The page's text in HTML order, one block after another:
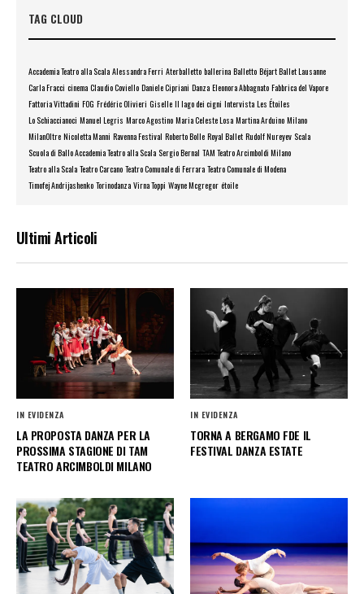
TAG CLOUD
Accademia Teatro alla Scala Alessandra Ferri Aterballetto ballerina Balletto Béjart Ballet Lausanne
Carla Fracci cinema Claudio Coviello Daniele Cipriani Danza Eleonora Abbagnato Fabbrica del Vapore
Fattoria Vittadini FOG Frédéric Olivieri Giselle Il lago dei cigni Intervista Les Étoiles
Lo Schiaccianoci Manuel Legris Marco Agostino Maria Celeste Losa Martina Arduino Milano
MilanOltre Nicoletta Manni Ravenna Festival Roberto Bolle Royal Ballet Rudolf Nureyev Scala
Scuola di Ballo Accademia Teatro alla Scala Sergio Bernal TAM Teatro Arcimboldi Milano
Teatro alla Scala Teatro Carcano Teatro Comunale di Ferrara Teatro Comunale di Modena
Timofej Andrijashenko Torinodanza Virna Toppi Wayne Mcgregor étoile
Ultimi Articoli
IN EVIDENZA
LA PROPOSTA DANZA PER LA
PROSSIMA STAGIONE DI TAM
TEATRO ARCIMBOLDI MILANO
IN EVIDENZA
TORNA A BERGAMO FDE IL
FESTIVAL DANZA ESTATE